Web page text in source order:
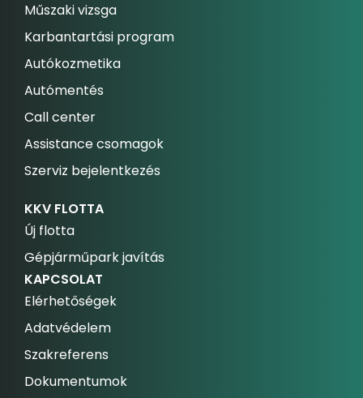
Műszaki vizsga
Karbantartási program
Autókozmetika
Autómentés
Call center
Assistance csomagok
Szerviz bejelentkezés
KKV FLOTTA
Új flotta
Gépjárműpark javítás
KAPCSOLAT
Elérhetőségek
Adatvédelem
Szakreferens
Dokumentumok